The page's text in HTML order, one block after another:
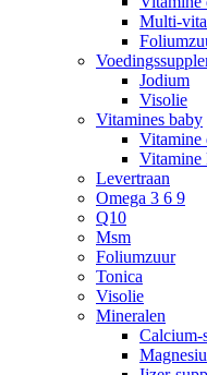
Multi-
Jodium
Visolie
Vitamines baby
Vitamine
Vitamine
Levertraan
Omega 3 6 9
Q10
Msm
Foliumzuur
Tonica
Visolie
Mineralen
Calcium-